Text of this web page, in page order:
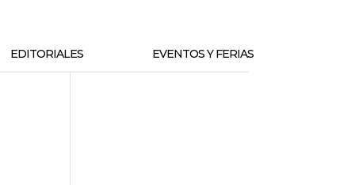
EDITORIALES EVENTOS Y FERIAS